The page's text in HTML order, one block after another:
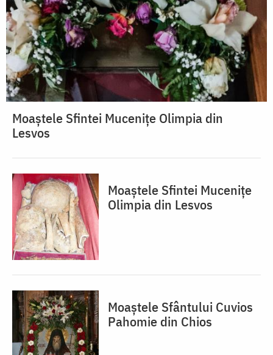
Moaștele Sfintei Mucenițe Olimpia din
Lesvos
Moaștele Sfintei Mucenițe
Olimpia din Lesvos
Moaștele Sfântului Cuvios
Pahomie din Chios